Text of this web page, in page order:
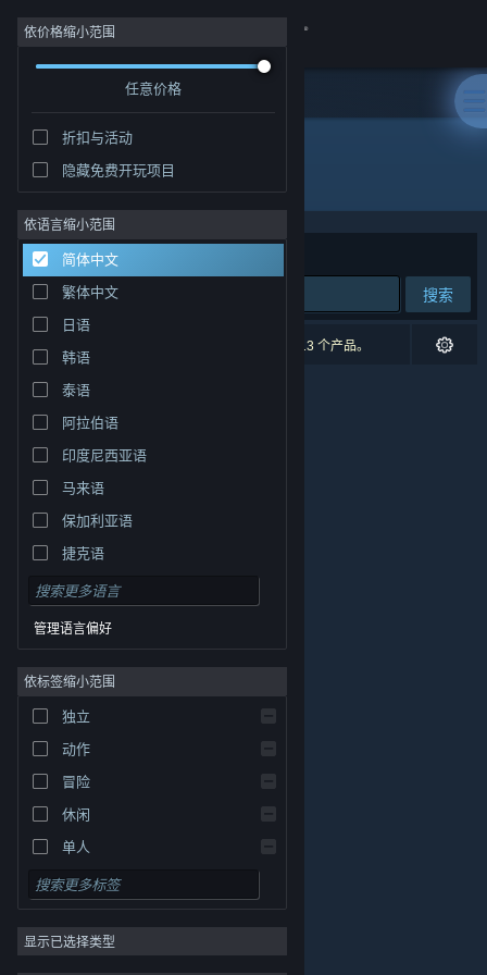
登录
社区
关于
客服
更改语言
获取 Steam 手机应用
查看桌面版网站
© Valve Corporation。保留所有权利。所有商标均为其在
美国及其它国家/地区的各自持有者所有。隐私政策|法
律信息|无障碍|Steam 订户协议
依价格缩小范围
任意价格
折扣与活动
隐藏免费开玩项目
依语言缩小范围
简体中文
繁体中文
日语
韩语
泰语
阿拉伯语
印度尼西亚语
马来语
保加利亚语
捷克语
丹麦语
德语
英语
西班牙语 - 西班牙
西班牙语 - 拉丁美洲
希腊语
管理语言偏好
依标签缩小范围
独立
动作
冒险
休闲
单人
模拟
角色扮演
策略
显示已选择类型
开发者: VGstudio
排序依据 相关性
搜索
0 个匹配的搜索结果。 根据您的偏好，已排除了 13 个产品。